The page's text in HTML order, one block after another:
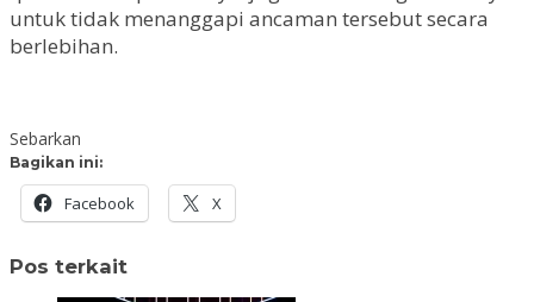
untuk tidak menanggapi ancaman tersebut secara
berlebihan.
Sebarkan
Bagikan ini:
Facebook X
Pos terkait